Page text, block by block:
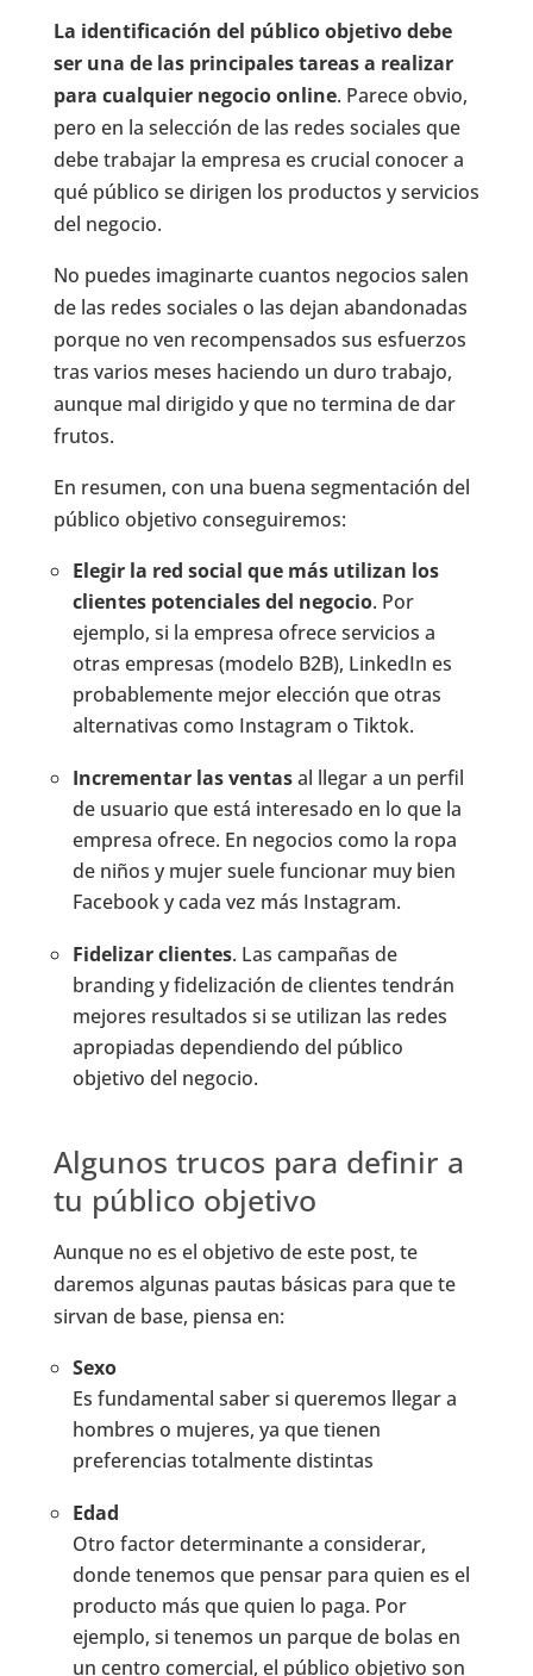
La identificación del público objetivo debe
ser una de las principales tareas a realizar
para cualquier negocio online. Parece obvio,
pero en la selección de las redes sociales que
debe trabajar la empresa es crucial conocer a
qué público se dirigen los productos y servicios
del negocio.
No puedes imaginarte cuantos negocios salen
de las redes sociales o las dejan abandonadas
porque no ven recompensados sus esfuerzos
tras varios meses haciendo un duro trabajo,
aunque mal dirigido y que no termina de dar
frutos.
En resumen, con una buena segmentación del
público objetivo conseguiremos:
Elegir la red social que más utilizan los
clientes potenciales del negocio. Por
ejemplo, si la empresa ofrece servicios a
otras empresas (modelo B2B), LinkedIn es
probablemente mejor elección que otras
alternativas como Instagram o Tiktok.
Incrementar las ventasal llegar a un perfil
de usuario que está interesado en lo que la
empresa ofrece. En negocios como la ropa
de niños y mujer suele funcionar muy bien
Facebook y cada vez más Instagram.
Fidelizar clientes. Las campañas de
branding y fidelización de clientes tendrán
mejores resultados si se utilizan las redes
apropiadas dependiendo del público
objetivo del negocio.
Algunos trucos para definir a
tu público objetivo
Aunque no es el objetivo de este post, te
daremos algunas pautas básicas para que te
sirvan de base, piensa en:
Sexo
Es fundamental saber si queremos llegar a
hombres o mujeres, ya que tienen
preferencias totalmente distintas
Edad
Otro factor determinante a considerar,
donde tenemos que pensar para quien es el
producto más que quien lo paga. Por
ejemplo, si tenemos un parque de bolas en
un centro comercial, el público objetivo son